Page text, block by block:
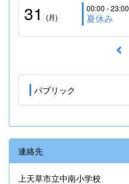
31 (月)
00:00 - 23:00
夏休み
パブリック
連絡先
上天草市立中南小学校